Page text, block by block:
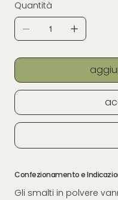
Quantità
Confezionamento e
Gli smalti in polvere